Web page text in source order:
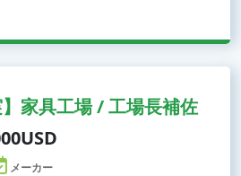
】家具工場 / ⼯場⻑補佐
メーカー